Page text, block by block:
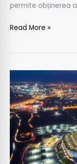
permite obținerea a
Read More »
Cup
2018-
STADIOANELE:
Rostov
Arena